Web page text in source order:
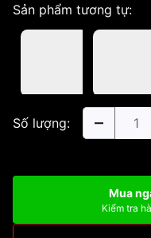
Sản phẩm tương tự:
Số lượng:
Mua
Kiểm tra